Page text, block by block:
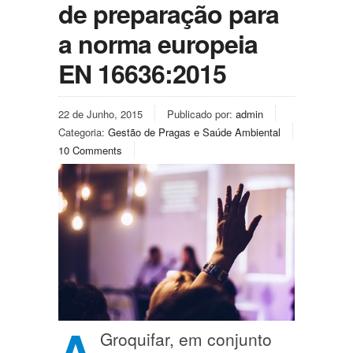
de preparação para
a norma europeia
EN 16636:2015
22 de Junho, 2015 Publicado por: admin
Categoria: Gestão de Pragas e Saúde Ambiental
10 Comments
Groquifar, em conjunto